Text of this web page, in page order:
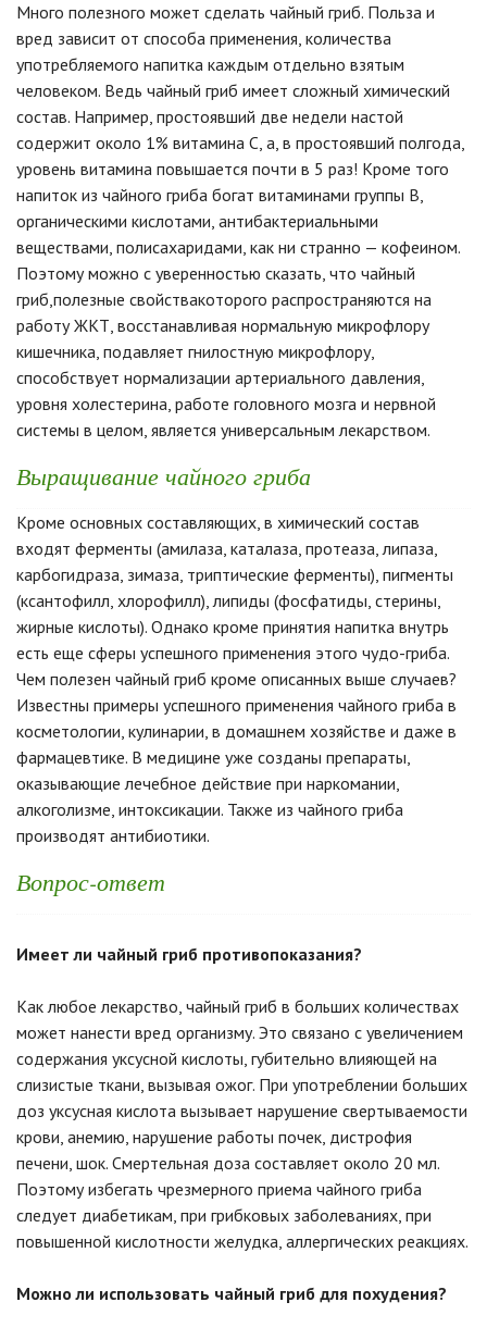
Много полезного может сделать чайный гриб. Польза и
вред зависит от способа применения, количества
употребляемого напитка каждым отдельно взятым
человеком. Ведь чайный гриб имеет сложный химический
состав. Например, простоявший две недели настой
содержит около 1% витамина С, а, в простоявший полгода,
уровень витамина повышается почти в 5 раз! Кроме того
напиток из чайного гриба богат витаминами группы В,
органическими кислотами, антибактериальными
веществами, полисахаридами, как ни странно — кофеином.
Поэтому можно с уверенностью сказать, что чайный
гриб,полезные свойствакоторого распространяются на
работу ЖКТ, восстанавливая нормальную микрофлору
кишечника, подавляет гнилостную микрофлору,
способствует нормализации артериального давления,
уровня холестерина, работе головного мозга и нервной
системы в целом, является универсальным лекарством.
Выращивание чайного гриба
Кроме основных составляющих, в химический состав
входят ферменты (амилаза, каталаза, протеаза, липаза,
карбогидраза, зимаза, триптические ферменты), пигменты
(ксантофилл, хлорофилл), липиды (фосфатиды, стерины,
жирные кислоты). Однако кроме принятия напитка внутрь
есть еще сферы успешного применения этого чудо-гриба.
Чем полезен чайный гриб кроме описанных выше случаев?
Известны примеры успешного применения чайного гриба в
косметологии, кулинарии, в домашнем хозяйстве и даже в
фармацевтике. В медицине уже созданы препараты,
оказывающие лечебное действие при наркомании,
алкоголизме, интоксикации. Также из чайного гриба
производят антибиотики.
Вопрос-ответ
Имеет ли чайный гриб противопоказания?
Как любое лекарство, чайный гриб в больших количествах
может нанести вред организму. Это связано с увеличением
содержания уксусной кислоты, губительно влияющей на
слизистые ткани, вызывая ожог. При употреблении больших
доз уксусная кислота вызывает нарушение свертываемости
крови, анемию, нарушение работы почек, дистрофия
печени, шок. Смертельная доза составляет около 20 мл.
Поэтому избегать чрезмерного приема чайного гриба
следует диабетикам, при грибковых заболеваниях, при
повышенной кислотности желудка, аллергических реакциях.
Можно ли использовать чайный гриб для похудения?